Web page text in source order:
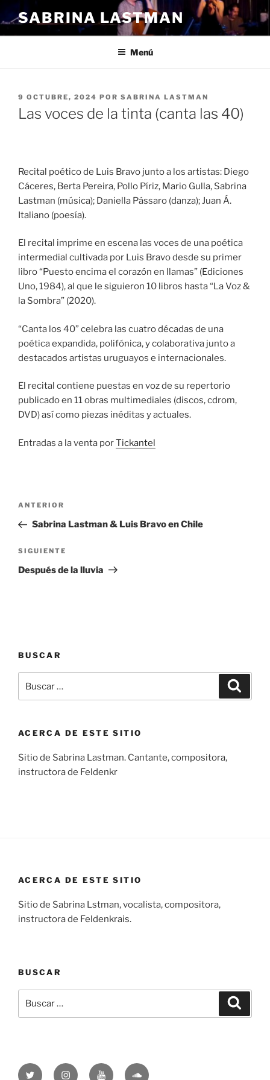
al
contenido
SABRINA LASTMAN
Menú
PUBLICADO
EL
9 OCTUBRE, 2024 POR SABRINA LASTMAN
Las voces de la tinta (canta las 40)
Recital poético de Luis Bravo junto a los artistas: Diego
Cáceres, Berta Pereira, Pollo Píriz, Mario Gulla, Sabrina
Lastman (música); Daniella Pássaro (danza); Juan Á.
Italiano (poesía).
El recital imprime en escena las voces de una poética
intermedial cultivada por Luis Bravo desde su primer
libro “Puesto encima el corazón en llamas” (Ediciones
Uno, 1984), al que le siguieron 10 libros hasta “La Voz &
la Sombra” (2020).
“Canta los 40” celebra las cuatro décadas de una
poética expandida, polifónica, y colaborativa junto a
destacados artistas uruguayos e internacionales.
El recital contiene puestas en voz de su repertorio
publicado en 11 obras multimediales (discos, cdrom,
DVD) así como piezas inéditas y actuales.
Entradas a la venta porTickantel
Navegación
entradas
Entrada
anterior
ANTERIOR
Sabrina Lastman & Luis Bravo en Chile
Siguiente
entrada
SIGUIENTE
Después de la lluvia
BUSCAR
por:
ACERCA DE ESTE SITIO
Sitio de Sabrina Lastman. Cantante, compositora,
instructora de Feldenkr
ACERCA DE ESTE SITIO
Sitio de Sabrina Lstman, vocalista, compositora,
instructora de Feldenkrais.
BUSCAR
por:
Twitter InstagramYouTube SoundCloud